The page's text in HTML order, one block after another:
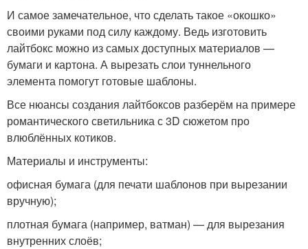
И самое замечательное, что сделать такое «окошко»
своими руками под силу каждому. Ведь изготовить
лайтбокс можно из самых доступных материалов —
бумаги и картона. А вырезать слои туннельного
элемента помогут готовые шаблоны.
Все нюансы создания лайтбоксов разберём на примере
романтического светильника с 3D сюжетом про
влюблённых котиков.
Материалы и инструменты:
офисная бумага (для печати шаблонов при вырезании
вручную);
плотная бумага (например, ватман) — для вырезания
внутренних слоёв;